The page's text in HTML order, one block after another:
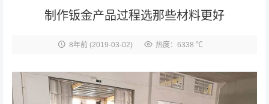
制作钣金产品过程选那些材料更好
8年前(2019-03-02) 热度：6338 ℃